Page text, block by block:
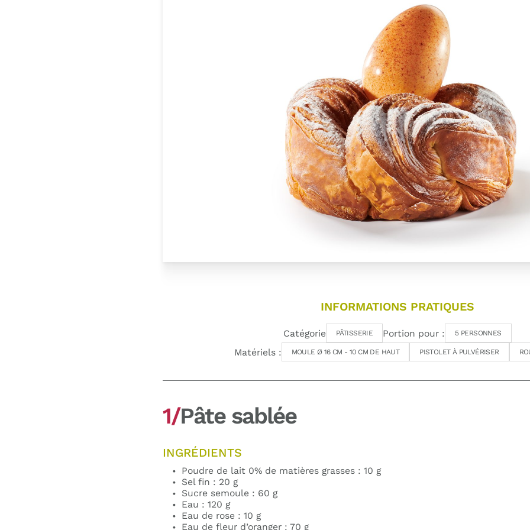
INFORMATIONS PRATIQUES
Catégorie PÂTISSERIE Portion pour : 5 PERSONNES
Matériels : MOULE Ø 16 CM - 10 CM DE HAUT PISTOLET À PULVÉRISER
1/Pâte sablée
INGRÉDIENTS
Poudre de lait 0% de matières grasses : 10 g
Sel fin : 20 g
Sucre semoule : 60 g
Eau : 120 g
Eau de rose : 10 g
Eau de fleur d’oranger : 70 g